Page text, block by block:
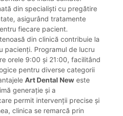
din specialiști cu pregătire
asigurând tratamente
fiecare pacient.
din clinică contribuie la
pacienți. Programul de lucru
orele 9:00 și 21:00, facilitând
pentru diverse categorii
Art Dental New este
generație și a
permit intervenții precise și
clinica se remarcă prin